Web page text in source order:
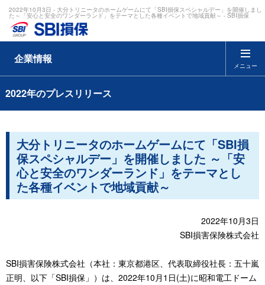
2022年10月3日 - 大分トリニータのホームゲームにて「SBI損保スペシャルデー」を開催しまし
た～「安心と安全のワンダーランド」をテーマとした各種イベントで地域貢献～ - SBI損保
メニュー
企業情報
2022年のプレスリリース
大分トリニータのホームゲームにて「SBI損
保スペシャルデー」を開催しました ～「安
心と安全のワンダーランド」をテーマとし
た各種イベントで地域貢献～
2022年10月3日
SBI損害保険株式会社
SBI損害保険株式会社（本社：東京都港区、代表取締役社長：五十嵐
正明、以下「SBI損保」）は、2022年10月1日(土)に昭和電工ドーム